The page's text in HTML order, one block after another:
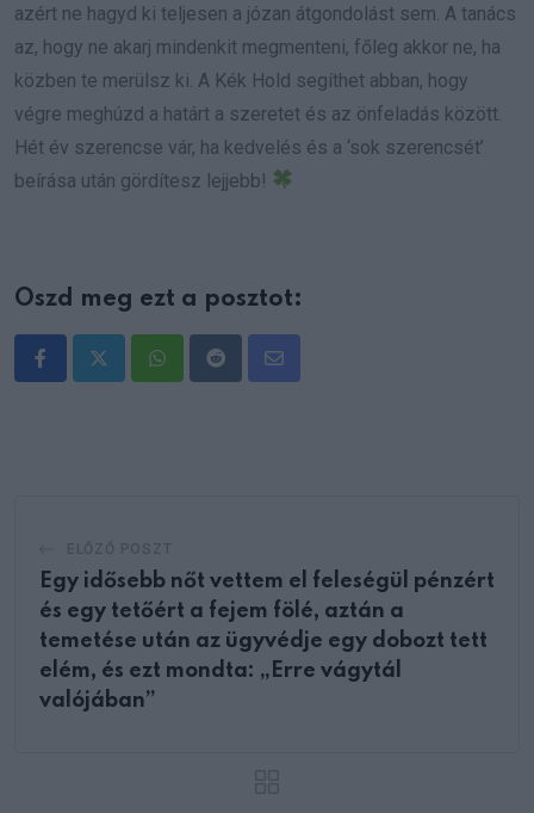
azért ne hagyd ki teljesen a józan átgondolást sem. A tanács
az, hogy ne akarj mindenkit megmenteni, főleg akkor ne, ha
közben te merülsz ki. A Kék Hold segíthet abban, hogy
végre meghúzd a határt a szeretet és az önfeladás között.
Hét év szerencse vár, ha kedvelés és a ‘sok szerencsét’
beírása után gördítesz lejjebb!
Oszd meg ezt a posztot:
WhatsappRedditShare
Egy idősebb nőt vettem el feleségül pénzért
és egy tetőért a fejem fölé, aztán a
temetése után az ügyvédje egy dobozt tett
elém, és ezt mondta: „Erre vágytál
valójában”